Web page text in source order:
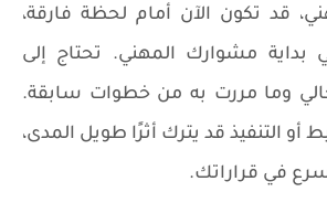
قد تكون الآن أمام لحظة فارقة،
مشوارك المهني. تحتاج إلى
وما مررت به من خطوات سابقة.
التنفيذ قد يترك أثرًا طويل المدى،
في قراراتك.